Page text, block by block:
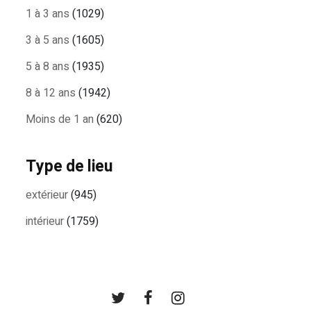
1 à 3 ans (1029)
3 à 5 ans (1605)
5 à 8 ans (1935)
8 à 12 ans (1942)
Moins de 1 an (620)
Type de lieu
extérieur(945)
intérieur(1759)